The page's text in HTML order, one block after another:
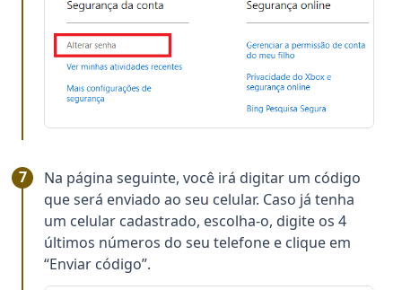
Na página seguinte, você irá digitar um código
que será enviado ao seu celular. Caso já tenha
um celular cadastrado, escolha-o, digite os 4
últimos números do seu telefone e clique em
“Enviar código”.